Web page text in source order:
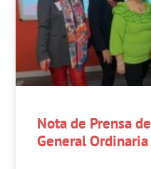
Nota de Prensa
General Ordinaria